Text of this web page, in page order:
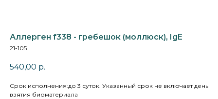
Аллерген f338 - гребешок (моллюск), IgE
21-105
540,00 р.
Cрок исполнения:до 3 суток. Указанный срок не включает день
взятия биоматериала